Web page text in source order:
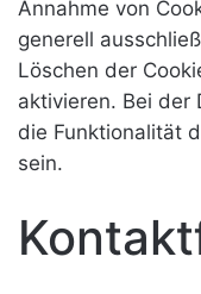
Annahme von
generell
Löschen der
aktivieren. Bei der
die Funktionalität
sein.